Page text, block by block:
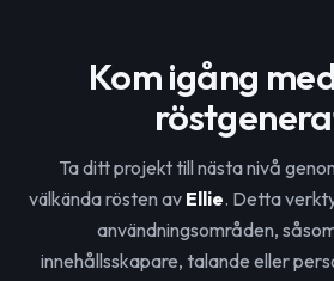
Kom igång
Ta ditt projekt till nästa nivå
välkända rösten av Ellie. Detta
användningsområden,
innehållsskapare, talande eller